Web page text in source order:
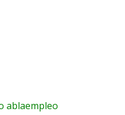
ablaempleo